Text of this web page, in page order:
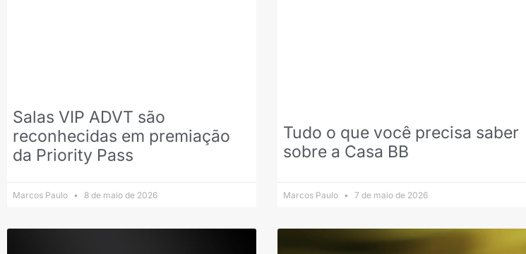
Salas VIP ADVT são
reconhecidas em premiação
da Priority Pass
Marcos Paulo 8 de maio de 2026
Tudo o que você precisa saber
sobre a Casa BB
Marcos Paulo 7 de maio de 2026